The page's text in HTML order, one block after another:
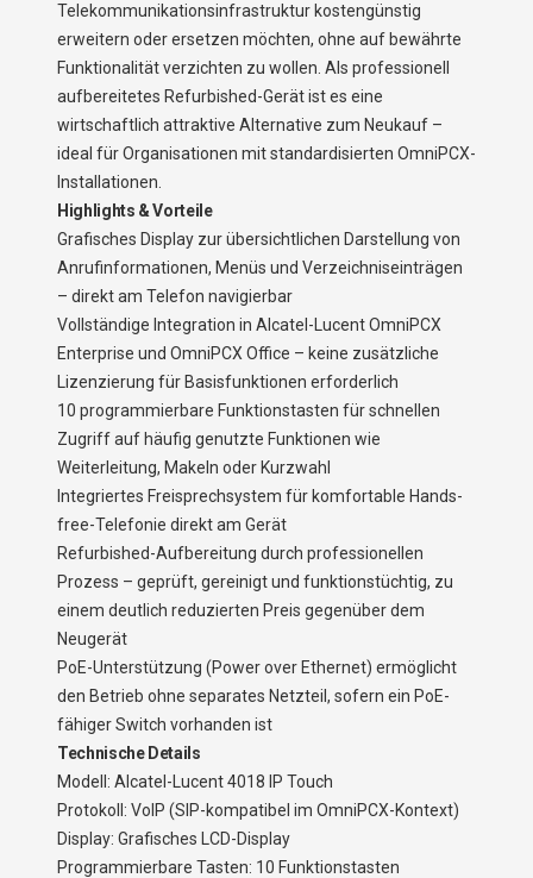
Telekommunikationsinfrastruktur kostengünstig
erweitern oder ersetzen möchten, ohne auf bewährte
Funktionalität verzichten zu wollen. Als professionell
aufbereitetes Refurbished-Gerät ist es eine
wirtschaftlich attraktive Alternative zum Neukauf –
ideal für Organisationen mit standardisierten OmniPCX-
Installationen.
Highlights & Vorteile
Grafisches Display zur übersichtlichen Darstellung von
Anrufinformationen, Menüs und Verzeichniseinträgen
– direkt am Telefon navigierbar
Vollständige Integration in Alcatel-Lucent OmniPCX
Enterprise und OmniPCX Office – keine zusätzliche
Lizenzierung für Basisfunktionen erforderlich
10 programmierbare Funktionstasten für schnellen
Zugriff auf häufig genutzte Funktionen wie
Weiterleitung, Makeln oder Kurzwahl
Integriertes Freisprechsystem für komfortable Hands-
free-Telefonie direkt am Gerät
Refurbished-Aufbereitung durch professionellen
Prozess – geprüft, gereinigt und funktionstüchtig, zu
einem deutlich reduzierten Preis gegenüber dem
Neugerät
PoE-Unterstützung (Power over Ethernet) ermöglicht
den Betrieb ohne separates Netzteil, sofern ein PoE-
fähiger Switch vorhanden ist
Technische Details
Modell: Alcatel-Lucent 4018 IP Touch
Protokoll: VoIP (SIP-kompatibel im OmniPCX-Kontext)
Display: Grafisches LCD-Display
Programmierbare Tasten: 10 Funktionstasten